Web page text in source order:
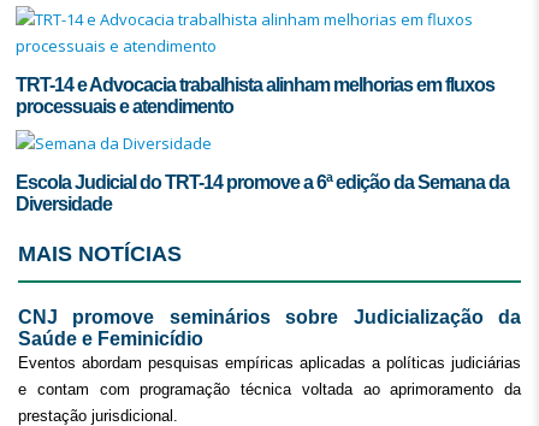
TRT-14 e Advocacia trabalhista alinham melhorias em fluxos
processuais e atendimento
Escola Judicial do TRT-14 promove a 6ª edição da Semana da
Diversidade
MAIS NOTÍCIAS
CNJ promove seminários sobre Judicialização da
Saúde e Feminicídio
Eventos abordam pesquisas empíricas aplicadas a políticas judiciárias
e contam com programação técnica voltada ao aprimoramento da
prestação jurisdicional.